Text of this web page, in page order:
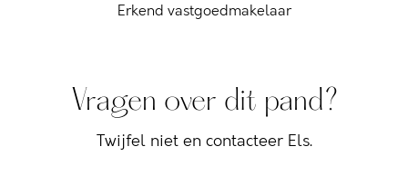
Erkend vastgoedmakelaar
Vragen over dit pand?
Twijfel niet en contacteer Els.